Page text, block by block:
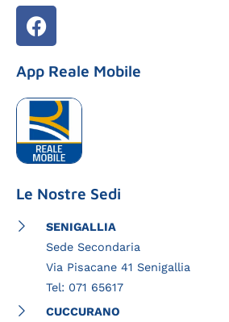
App Reale Mobile
Le Nostre Sedi
SENIGALLIA
Sede Secondaria
Via Pisacane 41 Senigallia
Tel: 071 65617
CUCCURANO